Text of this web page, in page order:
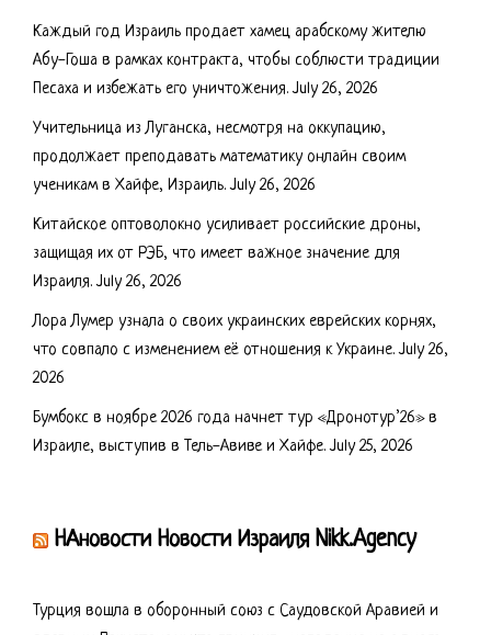
Каждый год Израиль продает хамец арабскому жителю
Абу-Гоша в рамках контракта, чтобы соблюсти традиции
Песаха и избежать его уничтожения. July 26, 2026
Учительница из Луганска, несмотря на оккупацию,
продолжает преподавать математику онлайн своим
ученикам в Хайфе, Израиль. July 26, 2026
Китайское оптоволокно усиливает российские дроны,
защищая их от РЭБ, что имеет важное значение для
Израиля. July 26, 2026
Лора Лумер узнала о своих украинских еврейских корнях,
что совпало с изменением её отношения к Украине. July 26,
2026
Бумбокс в ноябре 2026 года начнет тур «Дронотур’26» в
Израиле, выступив в Тель-Авиве и Хайфе. July 25, 2026
НАновости Новости Израиля Nikk.Agency
Турция вошла в оборонный союз с Саудовской Аравией и